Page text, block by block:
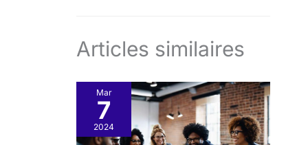
Articles similaires
Mar
7
2024